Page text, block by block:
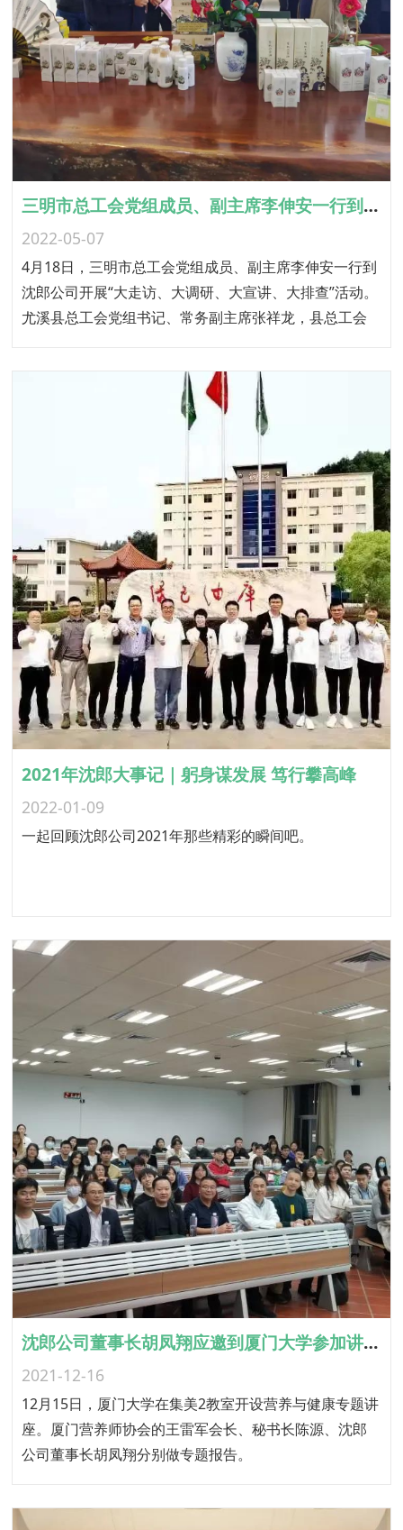
三明市总工会党组成员、副主席李伸安一行到沈郎公司调研
2022-05-07
4月18日，三明市总工会党组成员、副主席李伸安一行到
沈郎公司开展“大走访、大调研、大宣讲、大排查”活动。
尤溪县总工会党组书记、常务副主席张祥龙，县总工会
2021年沈郎大事记｜躬身谋发展 笃行攀高峰
2022-01-09
一起回顾沈郎公司2021年那些精彩的瞬间吧。
沈郎公司董事长胡凤翔应邀到厦门大学参加讲座并做主题发言
2021-12-16
12月15日，厦门大学在集美2教室开设营养与健康专题讲
座。厦门营养师协会的王雷军会长、秘书长陈源、沈郎
公司董事长胡凤翔分别做专题报告。